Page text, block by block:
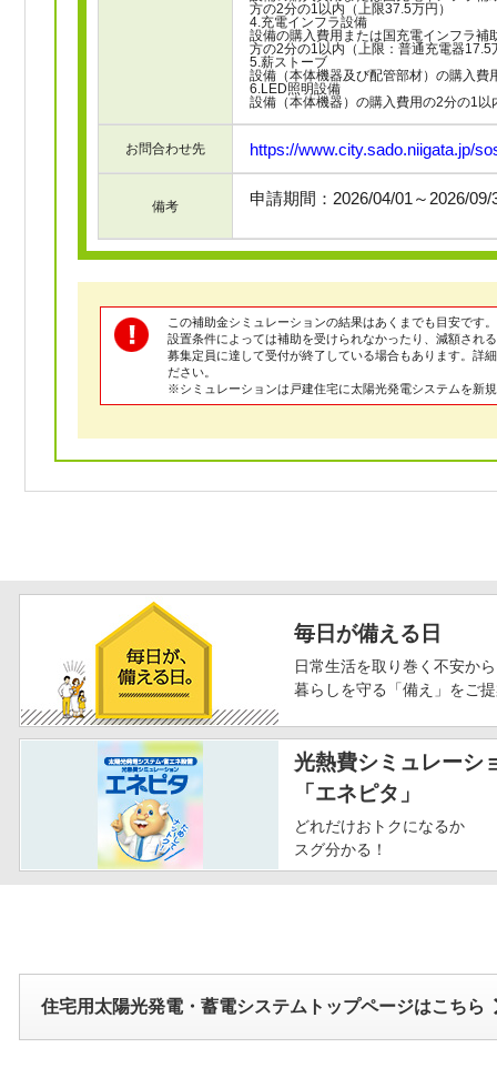
方の2分の1以内（上限37.5万円）
4.充電インフラ設備
設備の購入費用または国充電インフラ
方の2分の1以内（上限：普通充電器
5.薪ストーブ
設備（本体機器及び配管部材）の購入費
6.LED照明設備
設備（本体機器）の購入費用の2分の1
お問合わせ先 https://www.city.sado.niigata.jp/
備考 申請期間：2026/04/01～2026/09/
この補助金シミュレーションの結果はあくまでも目安です。
設置条件によっては補助を受けられなかったり、減額され
募集定員に達して受付が終了している場合もあります。詳
ださい。
※シミュレーションは戸建住宅に太陽光発電システムを新
毎日が備える日
日常生活を取り巻く不安から
暮らしを守る「備え」をご
光熱費シミュレーシ
「エネピタ」
どれだけおトクになるか
スグ分かる！
住宅用太陽光発電・蓄電システムトップページはこちら